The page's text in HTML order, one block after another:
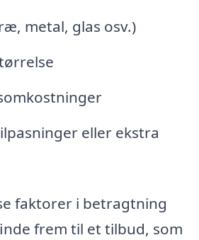
metal, glas osv.)
eller ekstra
faktorer i betragtning
frem til et tilbud, som